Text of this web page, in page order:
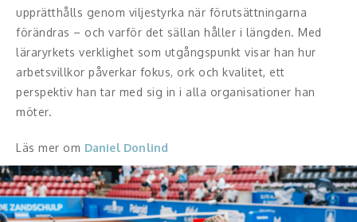
Something a Little Different
Underhållning
Affärsnytta
Företagsledare
Författare
upprätthålls genom viljestyrka när förutsättningarna
förändras – och varför det sällan håller i längden. Med
läraryrkets verklighet som utgångspunkt visar han hur
arbetsvillkor påverkar fokus, ork och kvalitet, ett
perspektiv han tar med sig in i alla organisationer han
möter.
Läs mer om Daniel Donlind